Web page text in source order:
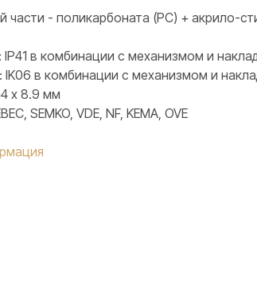
части - поликарбоната (PC) + акрило-
в комбинации с механизмом и
IK06 в комбинации с механизмом и
х 8.9 мм
SEMKO, VDE, NF, KEMA, OVE